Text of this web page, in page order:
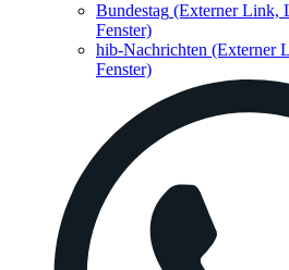
Bundestag (Externer Link,
Fenster)
hib-Nachrichten (Externer
Fenster)